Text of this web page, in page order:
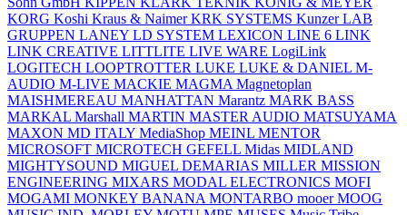
KORG Koshi Kraus & NaimerKRK SYSTEMS KunzerLAB
GRUPPEN LANEY LD SYSTEM LEXICON LINE 6 LINK
LINK CREATIVE LITTLITE LIVE WARE LogiLink
LOGITECH LOOPTROTTER LUKE LUKE & DANIEL M-
AUDIO M-LIVE MACKIE MAGMA Magnetoplan
MAISHMEREAU MANHATTAN Marantz MARK BASS
MARKAL Marshall MARTIN MASTER AUDIO MATSUYAMA
MAXON MD ITALY MediaShop MEINL MENTOR
MICROSOFT MICROTECH GEFELL Midas MIDLAND
MIGHTYSOUND MIGUEL DEMARIAS MILLER MISSION
ENGINEERING MIXARS MODAL ELECTRONICS MOFI
MOGAMI MONKEY BANANA MONTARBO mooerMOOG